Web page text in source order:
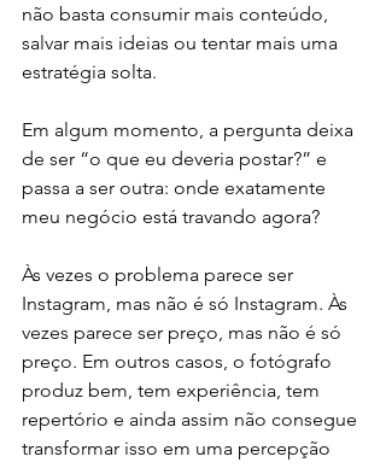
não basta consumir mais conteúdo,
salvar mais ideias ou tentar mais uma
estratégia solta.
Em algum momento, a pergunta deixa
de ser “o que eu deveria postar?” e
passa a ser outra: onde exatamente
meu negócio está travando agora?
Às vezes o problema parece ser
Instagram, mas não é só Instagram. Às
vezes parece ser preço, mas não é só
preço. Em outros casos, o fotógrafo
produz bem, tem experiência, tem
repertório e ainda assim não consegue
transformar isso em uma percepção